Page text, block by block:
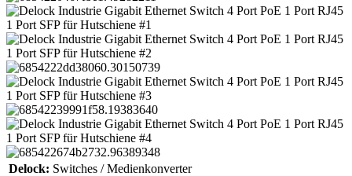
Delock: Switches / Medienkonverter